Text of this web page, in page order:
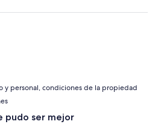
y personal, condiciones de la propiedad
pudo ser mejor